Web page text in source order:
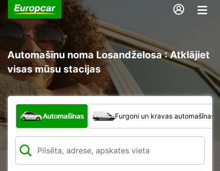
Automašīnu noma Losandželosa : Atklājiet
visas mūsu stacijas
Kāda veida transportlīdzeklis?
Automašīnas Furgoni un kravas automašīnas